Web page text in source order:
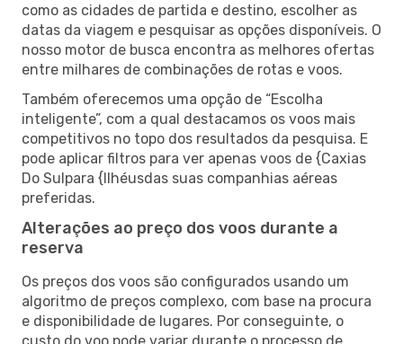
como as cidades de partida e destino, escolher as
datas da viagem e pesquisar as opções disponíveis. O
nosso motor de busca encontra as melhores ofertas
entre milhares de combinações de rotas e voos.
Também oferecemos uma opção de “Escolha
inteligente”, com a qual destacamos os voos mais
competitivos no topo dos resultados da pesquisa. E
pode aplicar filtros para ver apenas voos de {Caxias
Do Sulpara {Ilhéusdas suas companhias aéreas
preferidas.
Alterações ao preço dos voos durante a
reserva
Os preços dos voos são configurados usando um
algoritmo de preços complexo, com base na procura
e disponibilidade de lugares. Por conseguinte, o